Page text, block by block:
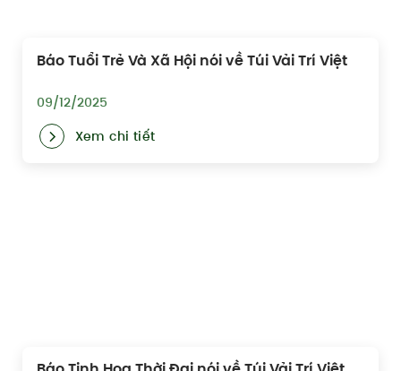
Báo Tuổi Trẻ Và Xã Hội nói về Túi Vải Trí Việt
09/12/2025
Xem chi tiết